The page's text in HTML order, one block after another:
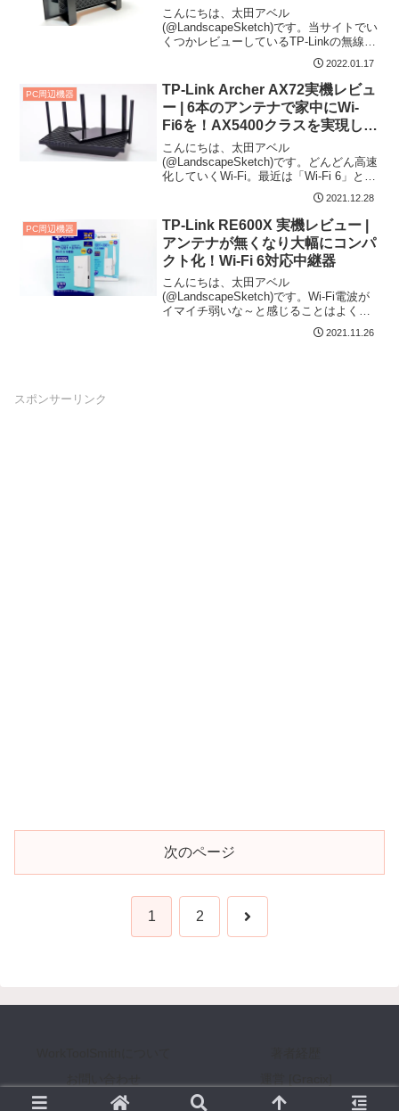
ータースタンド レビュー
こんにちは、太田アベル
(@LandscapeSketch)です。当サイトでい
くつかレビューしているTP-Linkの無線
LANルーター。どれも高速で、機能も必
2022.01.17
PC周辺機器
TP-Link Archer AX72実機レビュ
ー | 6本のアンテナで家中にWi-
Fi6を！AX5400クラスを実現した
強力無線ルーター
こんにちは、太田アベル
(@LandscapeSketch)です。どんどん高速
化していくWi-Fi。最近は「Wi-Fi 6」とい
う新高速通信規格が話題になっていま...
2021.12.28
PC周辺機器
TP-Link RE600X 実機レビュー |
アンテナが無くなり大幅にコンパ
クト化！Wi-Fi 6対応中継器
こんにちは、太田アベル
(@LandscapeSketch)です。Wi-Fi電波が
イマイチ弱いな～と感じることはよくあ
ります。より強力なアンテナを持つルー
2021.11.26
スポンサーリンク
次のページ
1 2 次
Copyright © 2008-2026 WorkToolSmith [ワークツールスミス] All Rights Reserved.